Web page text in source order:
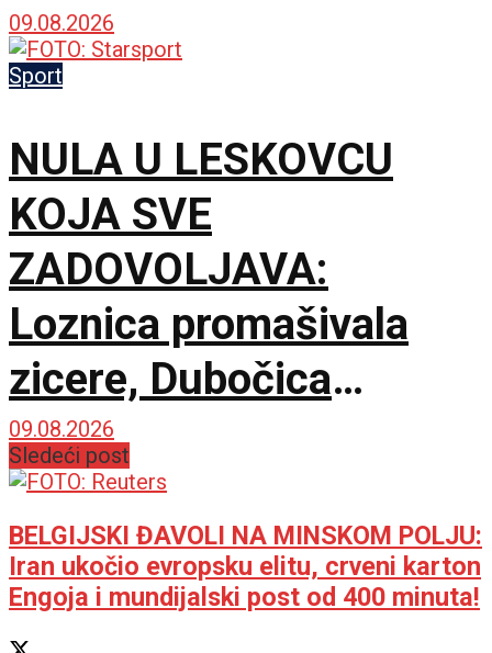
pobede!
09.08.2026
Sport
NULA U LESKOVCU
KOJA SVE
ZADOVOLJAVA:
Loznica promašivala
zicere, Dubočica
sačuvala nepobedivost
na otvaranju sezone!
09.08.2026
Sledeći post
BELGIJSKI ĐAVOLI NA MINSKOM POLJU:
Iran ukočio evropsku elitu, crveni karton
Engoja i mundijalski post od 400 minuta!